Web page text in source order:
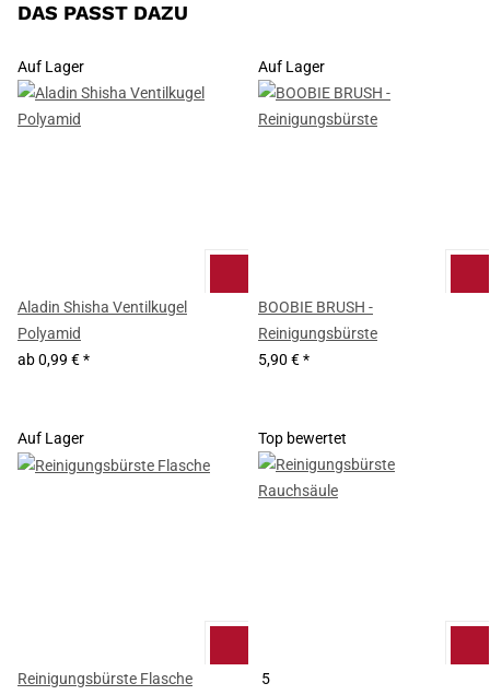
DAS PASST DAZU
Auf Lager
Aladin Shisha Ventilkugel
Polyamid
ab0,99 €*
Auf Lager
BOOBIE BRUSH -
Reinigungsbürste
5,90 €*
Auf Lager
Reinigungsbürste Flasche
Top bewertet
5